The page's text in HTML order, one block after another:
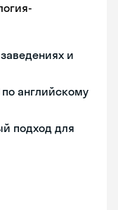
и
по английскому
подход для